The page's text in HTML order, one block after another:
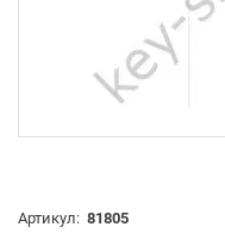
Артикул: 81805